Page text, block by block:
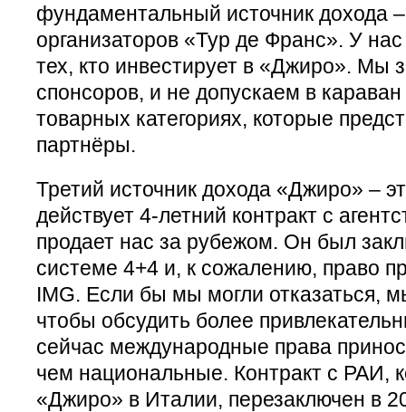
фундаментальный источник дохода
организаторов «Тур де Франс». У
тех, кто инвестирует в «Джиро». Мы
спонсоров, и не допускаем в караван
товарных категориях, которые
партнёры.
Третий источник дохода «Джиро» –
действует 4-летний контракт с
продает нас за рубежом. Он был
системе 4+4 и, к сожалению, право
IMG. Если бы мы могли отказаться,
чтобы обсудить более
сейчас международные права
чем национальные. Контракт с РАИ,
«Джиро» в Италии, перезаключен в